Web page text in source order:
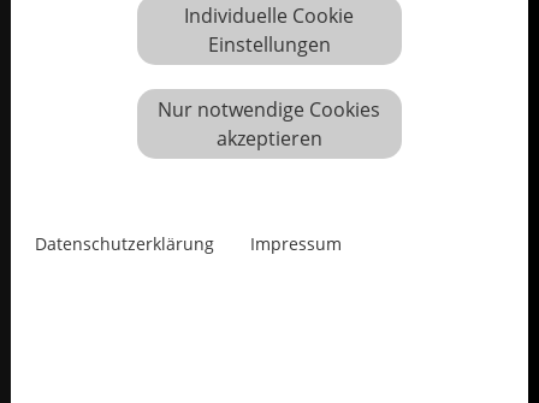
Individuelle Cookie
Einstellungen
Nur notwendige Cookies
akzeptieren
Datenschutzerklärung Impressum